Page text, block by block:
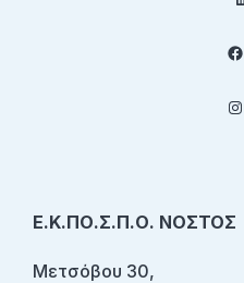
Ε.Κ.ΠΟ.Σ.Π.Ο. ΝΟΣΤΟΣ
Μετσόβου 30,